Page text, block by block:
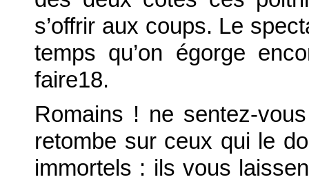
s’offrir aux coups. Le
temps qu’on égorge
faire18.
Romains ! ne sentez-
retombe sur ceux qui le
immortels : ils vous